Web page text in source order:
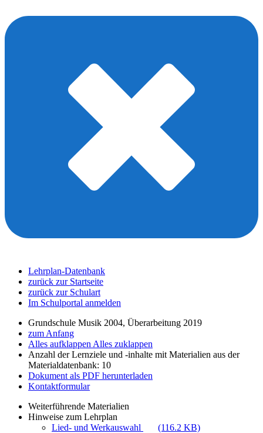
Lehrplan-Datenbank
zurück zur Startseite
zurück zur Schulart
Im Schulportal anmelden
Grundschule Musik 2004, Überarbeitung 2019
zum Anfang
Alles aufklappen Alles zuklappen
Anzahl der Lernziele und -inhalte mit Materialien aus der
Materialdatenbank: 10
Dokument als PDF herunterladen
Kontaktformular
Weiterführende Materialien
Hinweise zum Lehrplan
Lied- und Werkauswahl
(116.2 KB)